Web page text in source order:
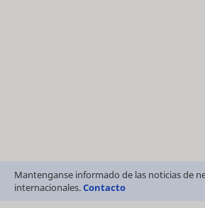
Mantenganse informado de las noticias de
internacionales.Contacto